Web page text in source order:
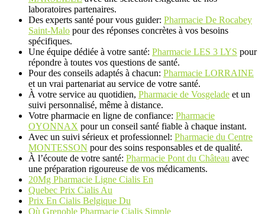
laboratoires partenaires.
Des experts santé pour vous guider: Pharmacie De Rocabey
Saint-Malo pour des réponses concrètes à vos besoins
spécifiques.
Une équipe dédiée à votre santé: Pharmacie LES 3 LYS pour
répondre à toutes vos questions de santé.
Pour des conseils adaptés à chacun: Pharmacie LORRAINE
et un vrai partenariat au service de votre santé.
À votre service au quotidien, Pharmacie de Vosgelade et un
suivi personnalisé, même à distance.
Votre pharmacie en ligne de confiance: Pharmacie
OYONNAX pour un conseil santé fiable à chaque instant.
Avec un suivi sérieux et professionnel: Pharmacie du Centre
MONTESSON pour des soins responsables et de qualité.
À l’écoute de votre santé: Pharmacie Pont du Château avec
une préparation rigoureuse de vos médicaments.
20Mg Pharmacie Ligne Cialis En
Quebec Prix Cialis Au
Prix En Cialis Belgique Du
Où Grenoble Pharmacie Cialis Simple